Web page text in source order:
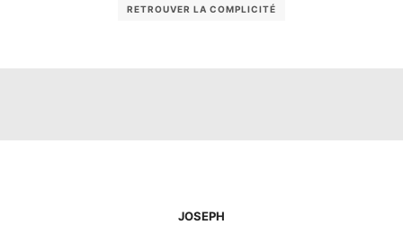
RETROUVER LA COMPLICITÉ
JOSEPH